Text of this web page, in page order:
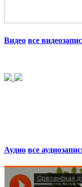
Видео все
Аудио все